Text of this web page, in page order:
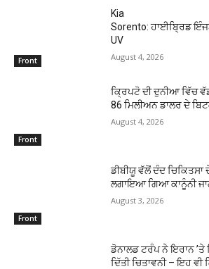
Front
Kia
Sorento: ਹਾਈਬ੍ਰਿਡ
UV
August 4, 2026
Front
ਕ੍ਰਿਪਟੋ ਦੀ ਦੁਨੀਆ ਵਿੱਚ
86 ਮਿਲੀਅਨ ਡਾਲਰ ਦੇ
August 4, 2026
Front
ਡੀਬੀਯੂ ਵੱਲੋਂ ਦੰਦ
ਲਗਾਇਆ ਗਿਆ ਕਾਨੂੰਨੀ
August 3, 2026
ਡੋਨਾਲਡ ਟਰੰਪ ਨੇ ਇਰਾਨ ’ਤੇ
ਦਿੱਤੀ ਚਿਤਾਵਨੀ – ਇਹ ਵੀ